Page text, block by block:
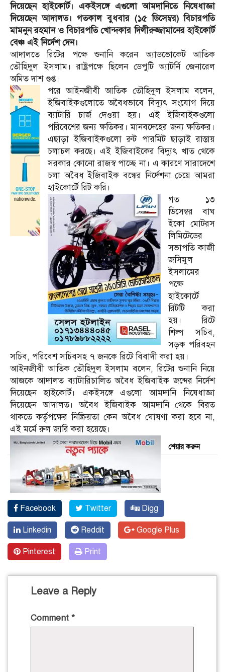
দিয়েছেন হাইকোর্ট। একইসঙ্গে এগুলো আমদানিতে নিষেধাজ্ঞা
দিয়েছেন আদালত। গতকাল বুধবার (১৫ ডিসেম্বর) বিচারপতি
মামনুন রহমান ও বিচারপতি খোন্দকার দিলীরুজ্জামানের হাইকোর্ট
বেঞ্চ এই নির্দেশ দেন।
আদালতে রিটের পক্ষে শুনানি করেন অ্যাডভোকেট আতিক
তৌহিদুল ইসলাম। রাষ্ট্রপক্ষে ছিলেন ডেপুটি অ্যাটর্নি জেনারেল
অমিত দাশ গুপ্ত।
পরে আইনজীবী আতিক তৌহিদুল ইসলাম বলেন,
ইজিবাইকগুলোতে অবৈধভাবে বিদ্যুৎ সংযোগ দিয়ে
ব্যাটারি চার্জ দেওয়া হয়। এই ইজিবাইকগুলো
পরিবেশের জন্য ক্ষতিকর। মানবদেহের জন্য ক্ষতিকর।
এছাড়া ইজিবাইকগুলো রুট পারমিট ছাড়াই রাস্তায়
চলাচল করছে। এই ইজিবাইকের বিদ্যুৎ খাত থেকে
সরকার কোনো রাজস্ব পাচ্ছে না। এ কারণে সারাদেশে
চলা অবৈধ ইজিবাইক বন্ধের নির্দেশনা চেয়ে আমরা
হাইকোর্টে রিট করি।
গত ১৩
ডিসেম্বর বাঘ
ইকো মোটরস
লিমিটেডের
সভাপতি কাজী
জসিমুল
ইসলামের
পক্ষে
হাইকোর্টে
রিটটি করা
হয়। রিটে
শিল্প সচিব,
সড়ক পরিবহন
সচিব, পরিবেশ সচিবসহ ৭ জনকে রিটে বিবাদী করা হয়।
আইনজীবী আতিক তৌহিদুল ইসলাম বলেন, রিটের শুনানি নিয়ে
আজকে আদালত ব্যাটারিচালিত অবৈধ ইজিবাইক জব্দের নির্দেশ
দিয়েছেন হাইকোর্ট। একইসঙ্গে এগুলো আমদানি নিষেধাজ্ঞা
দিয়েছেন আদালত। অবৈধ ইজিবাইক আমদানি থেকে বিরত
থাকতে কর্তৃপক্ষের নিষ্ক্রিয়তা কেন অবৈধ ঘোষণা করা হবে না,
এই মর্মে রুল জারি করা হয়েছে।
শেয়ার করুন
Facebook Twitter Digg
Linkedin Reddit Google Plus
Pinterest Print
Leave a Reply
Comment *